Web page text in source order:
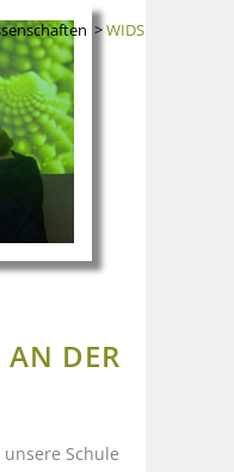
>WIDS
AN DER
Schule